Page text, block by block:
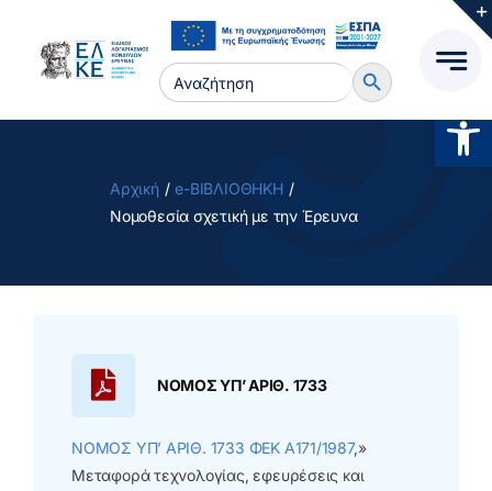
περιεχόμενο
Search
for:
Search Button
Αρχική
e-ΒΙΒΛΙΟΘΗΚΗ
Νομοθεσία σχετική με την Έρευνα
ΝΟΜΟΣ ΥΠ’ ΑΡΙΘ. 1733
ΝΟΜΟΣ ΥΠ’ ΑΡΙΘ. 1733 ΦΕΚ Α171/1987,»
Μεταφορά τεχνολογίας, εφευρέσεις και